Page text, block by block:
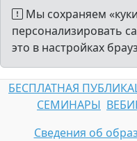
Мы сохраняем
персонализировать
это в настройках
БЕСПЛАТНАЯ
СЕМИНАРЫ
Сведения об